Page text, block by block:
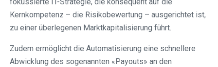
Kernkompetenz – die Risikobewertung – ausgerichtet ist,
zu einer überlegenen Marktkapitalisierung führt.
Zudem ermöglicht die Automatisierung eine schnellere
Abwicklung des sogenannten «Payouts» an den